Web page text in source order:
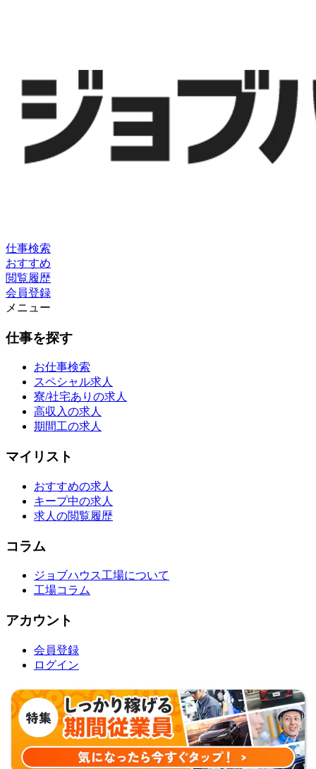
仕事検索
おすすめ
閲覧履歴
会員登録
メニュー
仕事を探す
お仕事検索
スペシャル求人
寮/社宅ありの求人
高収入の求人
期間工の求人
マイリスト
おすすめの求人
キープ中の求人
求人の閲覧履歴
コラム
ジョブハウス工場について
工場コラム
アカウント
会員登録
ログイン